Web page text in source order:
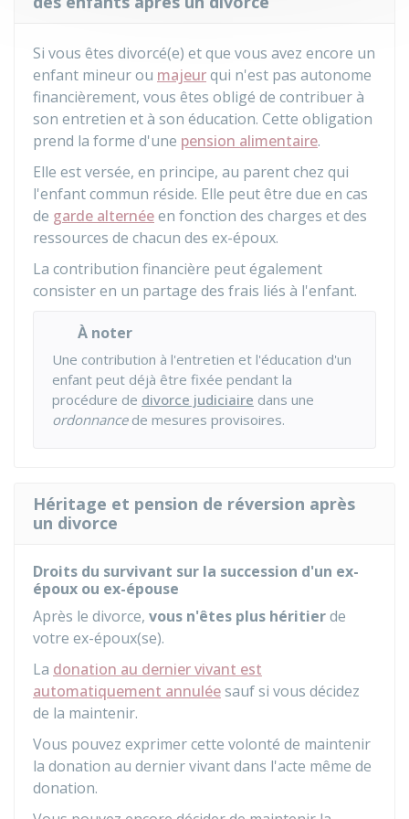
Si vous êtes divorcé(e) et que vous avez encore un
enfant mineur ou majeurqui n'est pas autonome
financièrement, vous êtes obligé de contribuer à
son entretien et à son éducation. Cette obligation
prend la forme d'une pension alimentaire.
Elle est versée, en principe, au parent chez qui
l'enfant commun réside. Elle peut être due en cas
de garde alternéeen fonction des charges et des
ressources de chacun des ex-époux.
La contribution financière peut également
consister en un partage des frais liés à l'enfant.
À noter
Une contribution à l'entretien et l'éducation d'un
enfant peut déjà être fixée pendant la
procédure de divorce judiciaire dans une
ordonnancede mesures provisoires.
Héritage et pension de réversion après
un divorce
Droits du survivant sur la succession d'un ex-
époux ou ex-épouse
Après le divorce, vous n'êtes plus héritierde
votre ex-époux(se).
La donation au dernier vivant est
automatiquement annuléesauf si vous décidez
de la maintenir.
Vous pouvez exprimer cette volonté de maintenir
la donation au dernier vivant dans l'acte même de
donation.